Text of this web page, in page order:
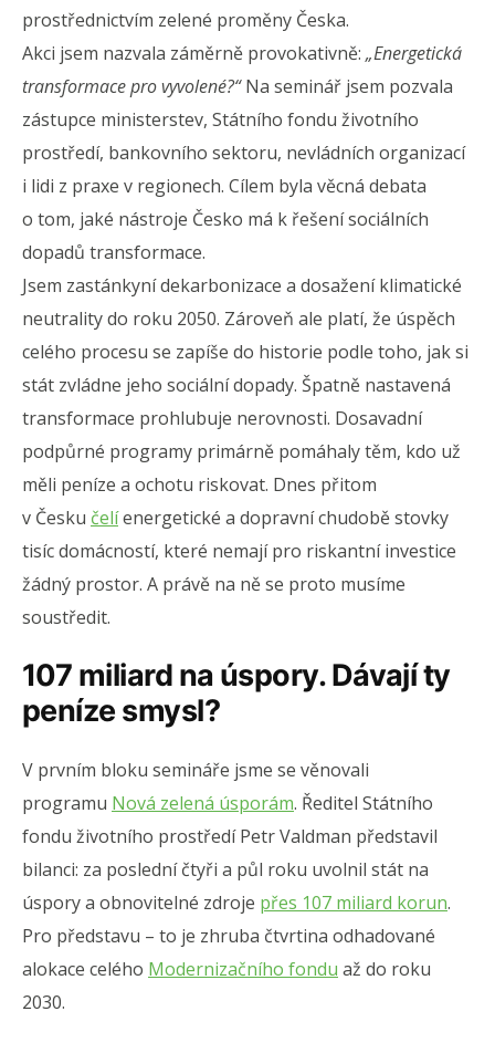
prostřednictvím zelené proměny Česka.
Akci jsem nazvala záměrně provokativně: „Energetická
transformace pro vyvolené?“ Na seminář jsem pozvala
zástupce ministerstev, Státního fondu životního
prostředí, bankovního sektoru, nevládních organizací
i lidi z praxe v regionech. Cílem byla věcná debata
o tom, jaké nástroje Česko má k řešení sociálních
dopadů transformace.
Jsem zastánkyní dekarbonizace a dosažení klimatické
neutrality do roku 2050. Zároveň ale platí, že úspěch
celého procesu se zapíše do historie podle toho, jak si
stát zvládne jeho sociální dopady. Špatně nastavená
transformace prohlubuje nerovnosti. Dosavadní
podpůrné programy primárně pomáhaly těm, kdo už
měli peníze a ochotu riskovat. Dnes přitom
v Česku čelíenergetické a dopravní chudobě stovky
tisíc domácností, které nemají pro riskantní investice
žádný prostor. A právě na ně se proto musíme
soustředit.
107 miliard na úspory. Dávají ty
peníze smysl?
V prvním bloku semináře jsme se věnovali
programu Nová zelená úsporám. Ředitel Státního
fondu životního prostředí Petr Valdman představil
bilanci: za poslední čtyři a půl roku uvolnil stát na
úspory a obnovitelné zdroje přes 107 miliard korun.
Pro představu – to je zhruba čtvrtina odhadované
alokace celého Modernizačního fondu až do roku
2030.